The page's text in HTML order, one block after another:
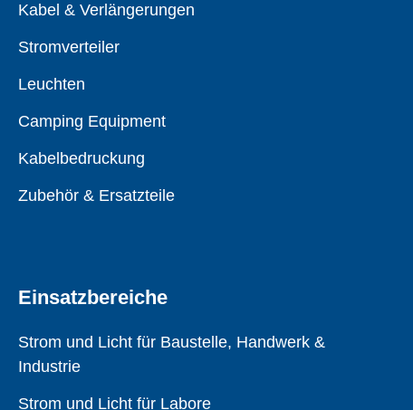
Kabel & Verlängerungen
Stromverteiler
Leuchten
Camping Equipment
Kabelbedruckung
Zubehör & Ersatzteile
Einsatzbereiche
Strom und Licht für Baustelle, Handwerk &
Industrie
Strom und Licht für Labore